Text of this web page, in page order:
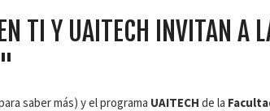
TI Y UAITECH INVITAN A
saber más) y el programa UAITECH de la